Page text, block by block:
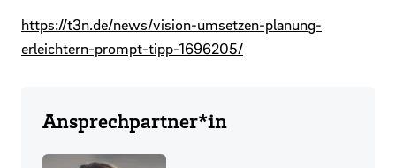
https://t3n.de/news/vision-umsetzen-planung-
erleichtern-prompt-tipp-1696205/
Ansprechpartner*in